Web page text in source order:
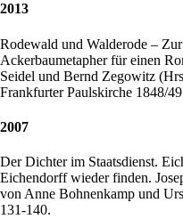
2013
Rodewald und Walderode –
Ackerbaumetapher für einen
Seidel und Bernd Zegowitz
Frankfurter Paulskirche 1848/
2007
Der Dichter im Staatsdienst.
Eichendorff wieder finden.
von Anne Bohnenkamp und
131-140.